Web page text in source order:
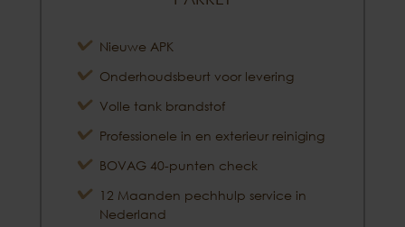
Nieuwe APK
Onderhoudsbeurt voor levering
Volle tank brandstof
Professionele in en exterieur reiniging
BOVAG 40-punten check
12 Maanden pechhulp service in
Nederland